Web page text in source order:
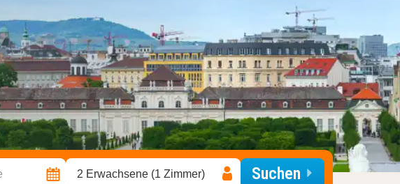
2 Erwachsene (1 Zimmer) Suchen